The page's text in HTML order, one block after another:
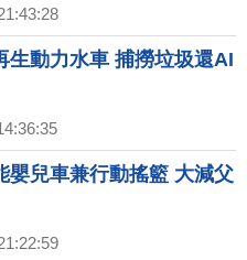
生動力水車 捕撈垃圾還AI
嬰兒車兼行動搖籃 大減父